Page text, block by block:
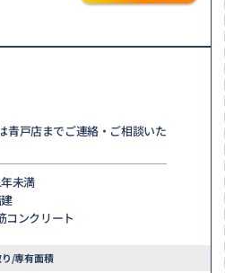
青戸店までご連絡・ご相談いた
未満
コンクリート
/専有面積